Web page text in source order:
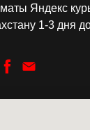
Яндекс
1-3 дня